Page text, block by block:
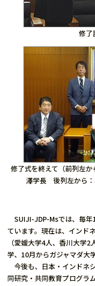
修了
修了式を終えて（前列左
澤学長 後列左から：
SUIJI-JDP-Msでは、毎年
ています。現在は、インド
（愛媛大学4人、香川大学
学、10月からガジャマダ大
今後も、日本・インドネ
同研究・共同教育プログラ